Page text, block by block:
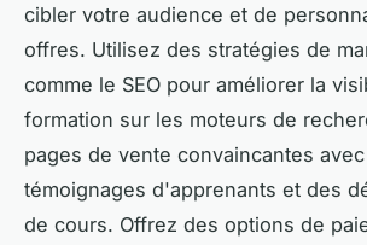
cibler votre audience et de
offres. Utilisez des stratégies de
comme le SEO pour améliorer la
formation sur les moteurs de
pages de vente convaincantes
témoignages d'apprenants et des
de cours. Offrez des options de